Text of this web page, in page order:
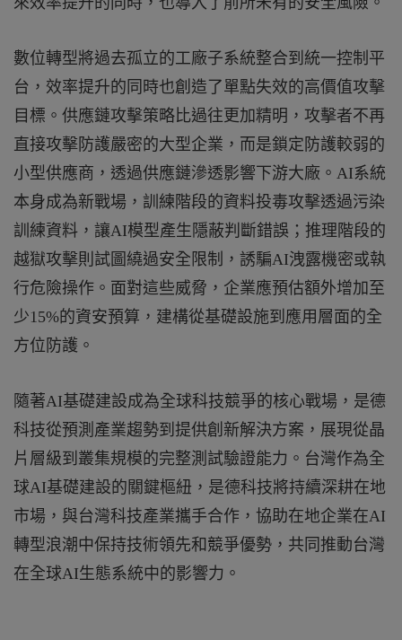
數位轉型將過去孤立的工廠子系統整合到統一控制平
台，效率提升的同時也創造了單點失效的高價值攻擊
目標。供應鏈攻擊策略比過往更加精明，攻擊者不再
直接攻擊防護嚴密的大型企業，而是鎖定防護較弱的
小型供應商，透過供應鏈滲透影響下游大廠。AI系統
本身成為新戰場，訓練階段的資料投毒攻擊透過污染
訓練資料，讓AI模型產生隱蔽判斷錯誤；推理階段的
越獄攻擊則試圖繞過安全限制，誘騙AI洩露機密或執
行危險操作。面對這些威脅，企業應預估額外增加至
少15%的資安預算，建構從基礎設施到應用層面的全
方位防護。
隨著AI基礎建設成為全球科技競爭的核心戰場，是德
科技從預測產業趨勢到提供創新解決方案，展現從晶
片層級到叢集規模的完整測試驗證能力。台灣作為全
球AI基礎建設的關鍵樞紐，是德科技將持續深耕在地
市場，與台灣科技產業攜手合作，協助在地企業在AI
轉型浪潮中保持技術領先和競爭優勢，共同推動台灣
在全球AI生態系統中的影響力。